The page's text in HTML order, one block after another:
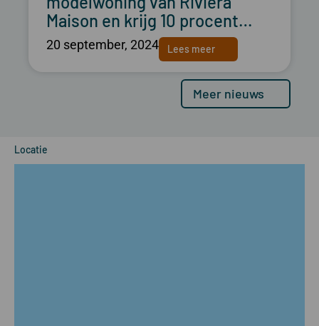
Maison en krijg 10 procent…
20 september, 2024 Lees meer
Meer nieuws
Locatie